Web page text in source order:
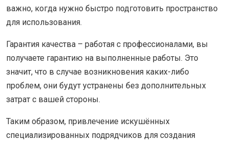
важно, когда нужно быстро подготовить пространство
для использования.
Гарантия качества – работая с профессионалами, вы
получаете гарантию на выполненные работы. Это
значит, что в случае возникновения каких-либо
проблем, они будут устранены без дополнительных
затрат с вашей стороны.
Таким образом, привлечение искушённых
специализированных подрядчиков для создания